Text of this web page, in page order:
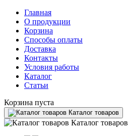
Главная
О продукции
Корзина
Способы оплаты
Доставка
Контакты
Условия работы
Каталог
Статьи
Корзина пуста
Каталог товаров
Каталог товаров